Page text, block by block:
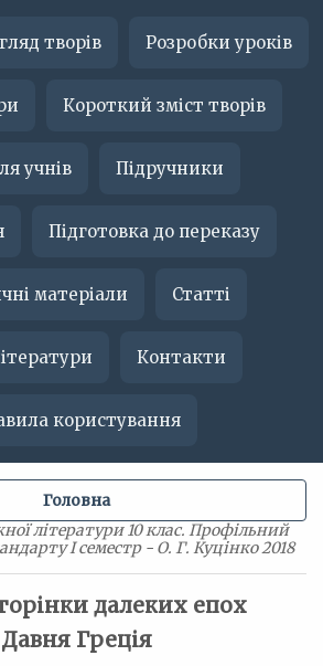
творів Розробки уроків
Короткий зміст творів
учнів Підручники
Підготовка до переказу
матеріали Статті
Контакти
користування
літератури 10 клас. Профільний
I семестр - О. Г. Куцінко 2018
Головна
далеких епох
Давня Греція